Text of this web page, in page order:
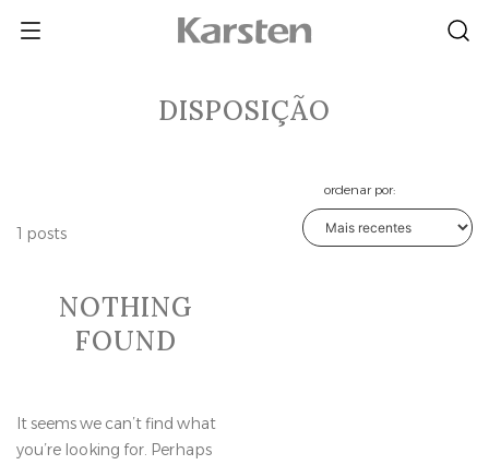
DISPOSIÇÃO
1 posts
ordenar por:
NOTHING
FOUND
It seems we can’t find what
you’re looking for. Perhaps